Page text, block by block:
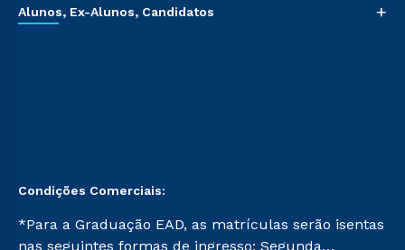
Alunos, Ex-Alunos, Candidatos +
Condições Comerciais:
*Para a Graduação EAD, as matrículas serão isentas
nas seguintes formas de ingresso: Segunda